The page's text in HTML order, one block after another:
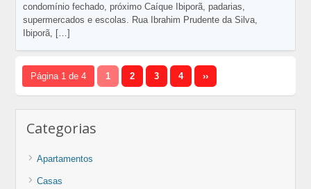
condomínio fechado, próximo Caíque Ibiporã, padarias,
supermercados e escolas. Rua Ibrahim Prudente da Silva,
Ibiporã,
[…]
Página 1 de 4 1 2 3 4 ››
Categorias
Apartamentos
Casas